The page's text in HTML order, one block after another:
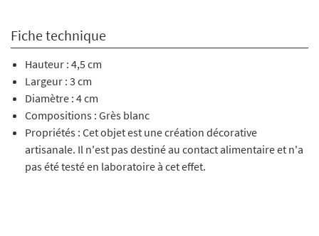
Fiche technique
Hauteur : 4,5 cm
Largeur : 3 cm
Diamètre : 4 cm
Compositions : Grès blanc
Propriétés : Cet objet est une création décorative
artisanale. Il n'est pas destiné au contact alimentaire et n'a
pas été testé en laboratoire à cet effet.